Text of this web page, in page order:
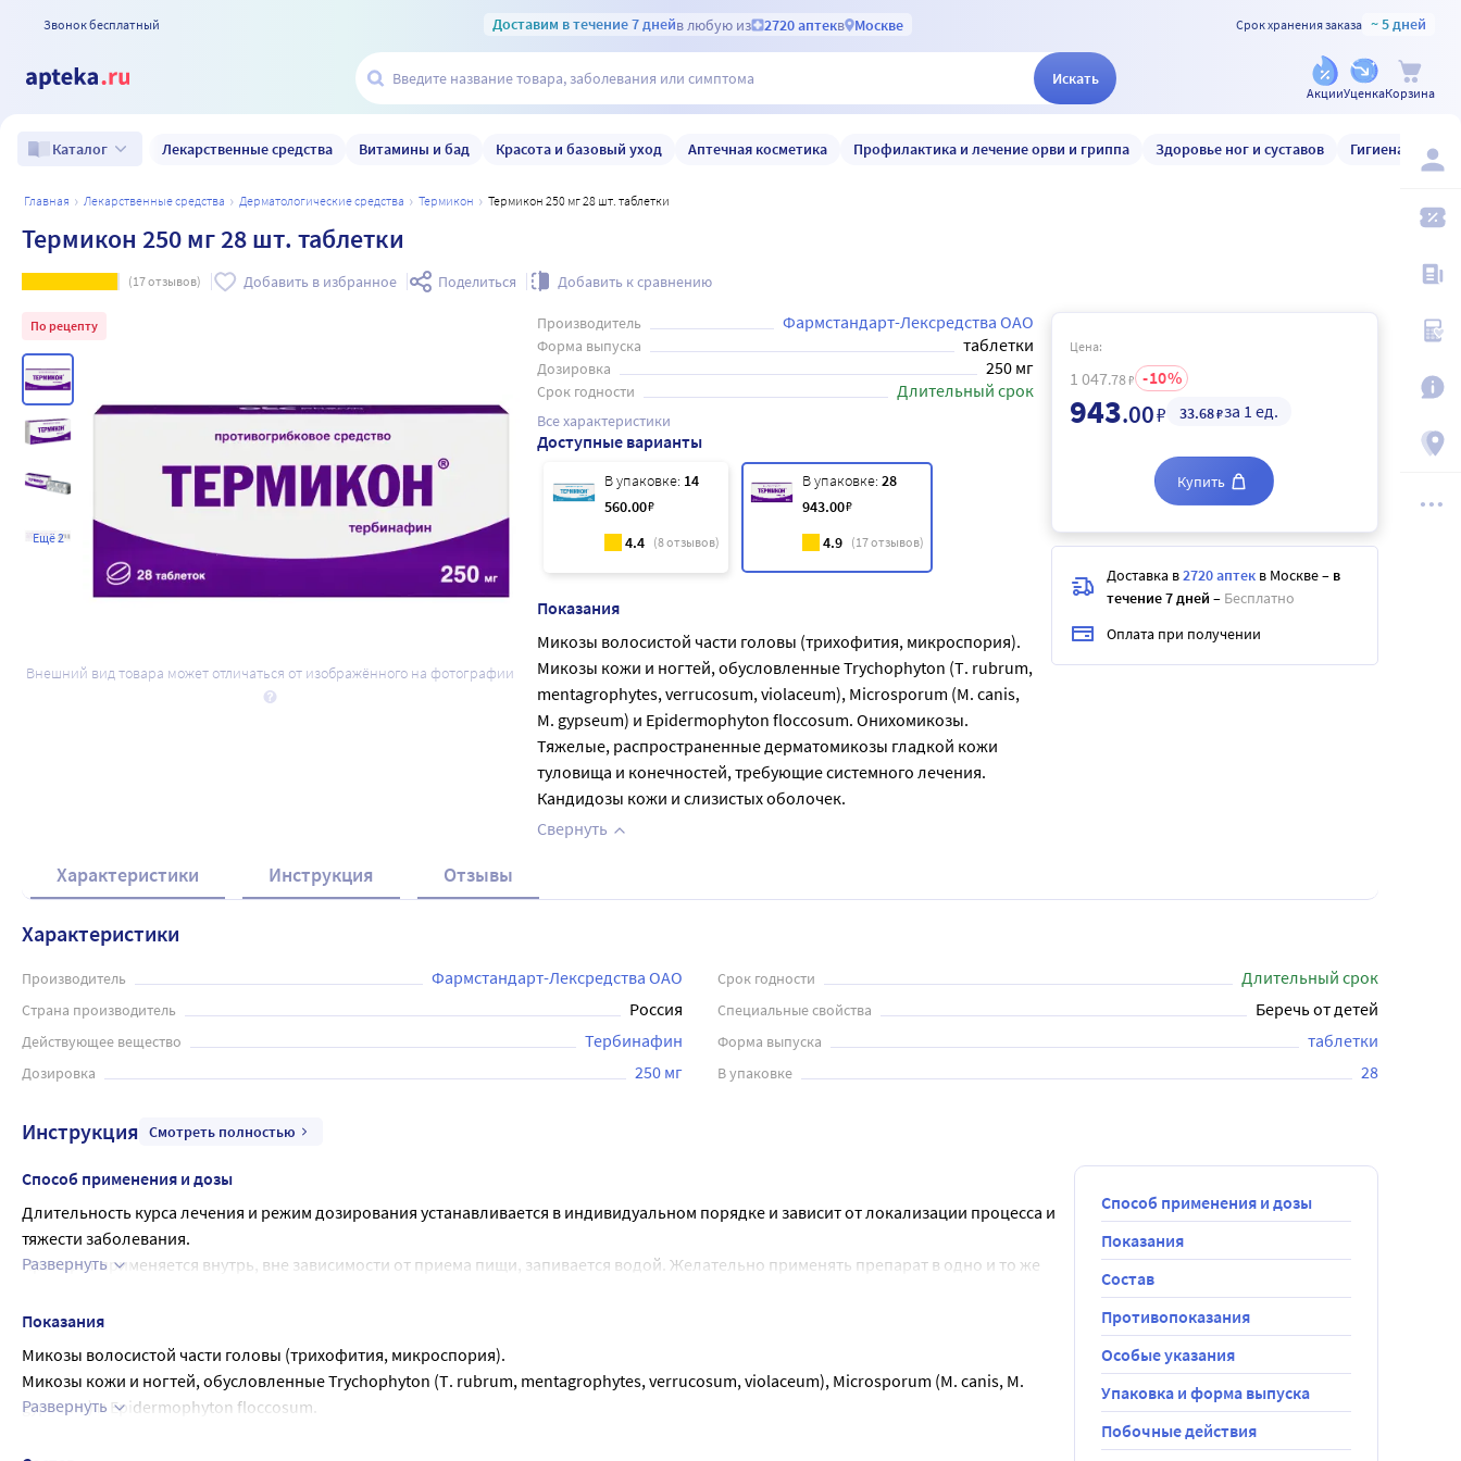
Звонок бесплатный Доставим в течение 7 днейв любую из 2720 аптекв Москве Срок хранения заказа ~ 5 дней
Искать
АкцииУценкаКорзина
Каталог Лекарственные средства Витамины и бад Красота и базовый уход Аптечная косметика Профилактика и лечение орви и гриппа Здоровье ног и суставов Гигиена и уход
главная лекарственные средства дерматологические средства термикон Термикон 250 мг 28 шт. таблетки
Термикон 250 мг 28 шт. таблетки
(17отзывов) Добавить в избранное Поделиться Добавить к сравнению
По рецепту
Ещё 2
Внешний вид товара может отличаться от изображённого на фотографии
Производитель Фармстандарт-Лексредства ОАО
Форма выпуска таблетки
Дозировка 250 мг
Срок годности Длительный срок
Все характеристики
Доступные варианты
В упаковке: 14
560.00₽
4.4 (8отзывов)
В упаковке: 28
943.00₽
4.9 (17отзывов)
Показания
Микозы волосистой части головы (трихофития, микроспория).
Микозы кожи и ногтей, обусловленные Trychophyton (Т. rubrum,
mentagrophytes, verrucosum, violaceum), Microsporum (М. canis,
M. gypseum) и Epidermophyton floccosum. Онихомикозы.
Тяжелые, распространенные дерматомикозы гладкой кожи
туловища и конечностей, требующие системного лечения.
Кандидозы кожи и слизистых оболочек.
Свернуть
Цена:
1 047.78₽ 10
943.00₽ 33.68₽за 1 ед.
Купить
Доставка в2720 аптек в Москве– в
течение 7 дней – Бесплатно
Оплата при получении
Характеристики Инструкция Отзывы
Характеристики
Производитель Фармстандарт-Лексредства ОАО Срок годности Длительный срок
Страна производитель Россия Специальные свойства Беречь от детей
Действующее вещество Тербинафин Форма выпуска таблетки
Дозировка 250 мг В упаковке 28
Инструкция Смотреть полностью
Способ применения и дозы
Длительность курса лечения и режим дозирования устанавливается в индивидуальном порядке и зависит от локализации процесса и
тяжести заболевания.
Препарат применяется внутрь, вне зависимости от приема пищи, запивается водой. Желательно применять препарат в одно и то же
Взрослым:
Обычная доза: 250 мг (1 таблетка) 1 раз в день.
Онихомикозы: продолжительность терапии около 6-12 недель.
При онихомикозе кистей в большинстве случаев достаточно 6-ти недель лечения.
При онихомикозе стоп в большинстве случаев достаточно 12-ти недель лечения.
Развернуть
Показания
Микозы волосистой части головы (трихофития, микроспория).
Микозы кожи и ногтей, обусловленные Trychophyton (Т. rubrum, mentagrophytes, verrucosum, violaceum), Microsporum (М. canis, M.
gypseum) и Epidermophyton floccosum.
Развернуть
Способ применения и дозы
Показания
Состав
Противопоказания
Особые указания
Упаковка и форма выпуска
Побочные действия